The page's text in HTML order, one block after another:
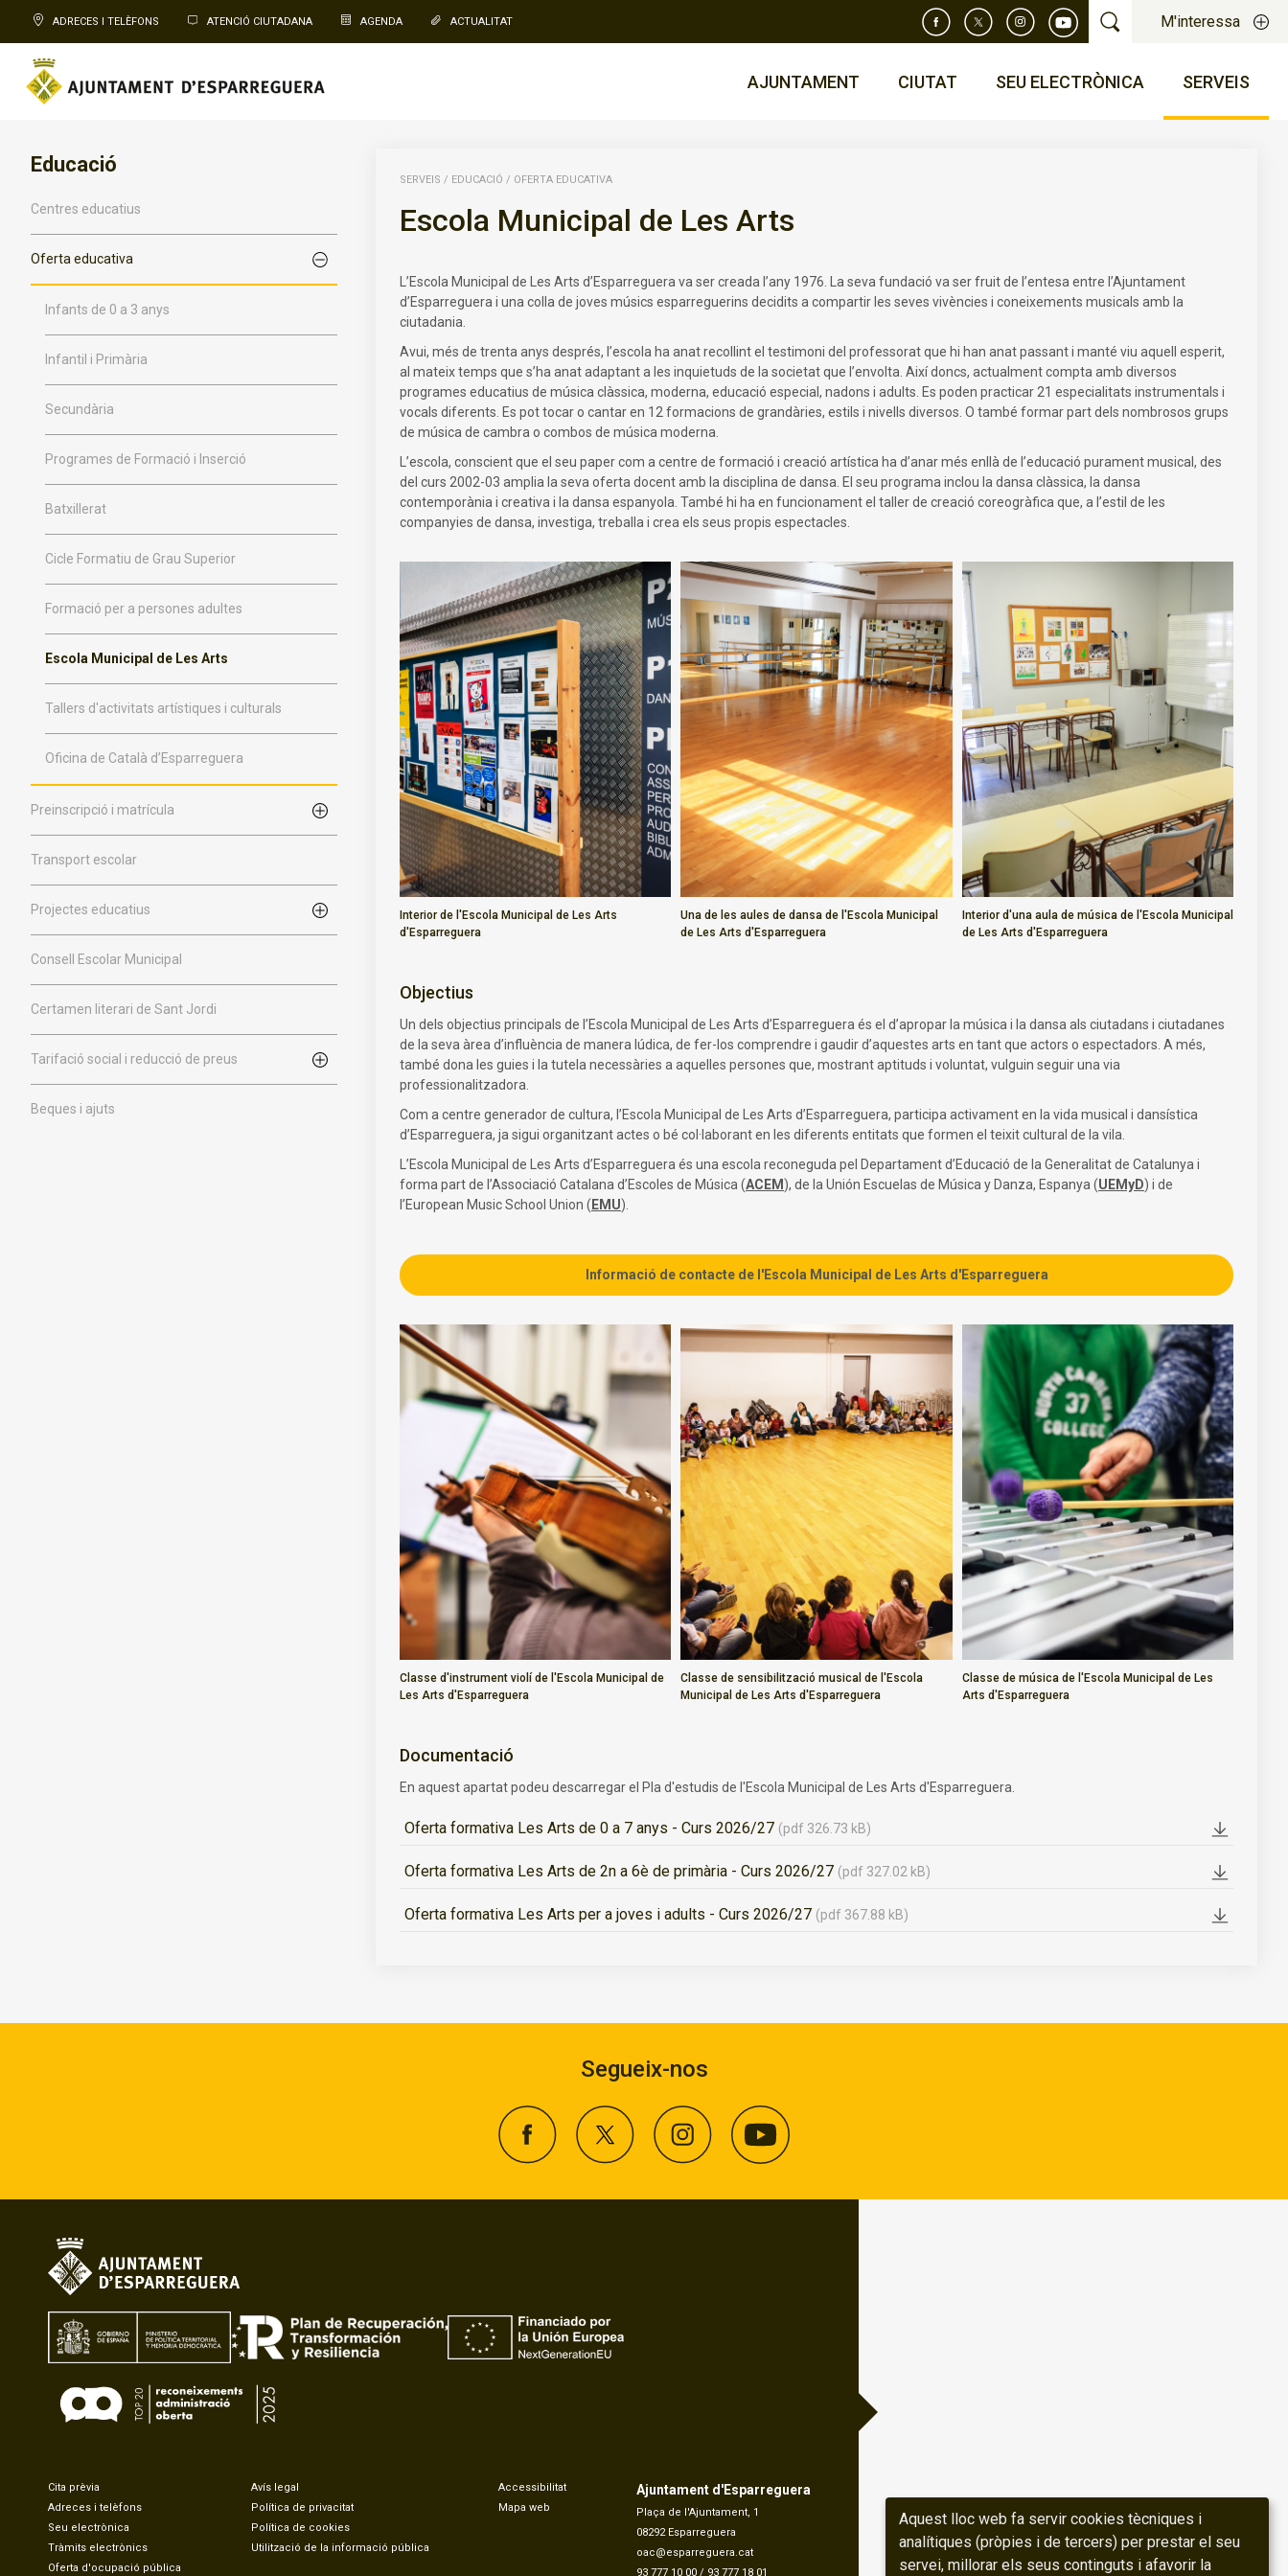
ADRECES I TELÈFONS ATENCIÓ CIUTADANA AGENDA ACTUALITAT M'interessa
AJUNTAMENT CIUTAT SEU ELECTRÒNICA SERVEIS
Educació
Centres educatius
Oferta educativa
Infants de 0 a 3 anys
Infantil i Primària
Secundària
Programes de Formació i Inserció
Batxillerat
Cicle Formatiu de Grau Superior
Formació per a persones adultes
Escola Municipal de Les Arts
Tallers d'activitats artístiques i culturals
Oficina de Català d’Esparreguera
Preinscripció i matrícula
Transport escolar
Projectes educatius
Consell Escolar Municipal
Certamen literari de Sant Jordi
Tarifació social i reducció de preus
Beques i ajuts
SERVEIS / EDUCACIÓ / OFERTA EDUCATIVA
Escola Municipal de Les Arts
L’Escola Municipal de Les Arts d’Esparreguera va ser creada l’any 1976. La seva fundació va ser fruit de l’entesa entre l’Ajuntament
d’Esparreguera i una colla de joves músics esparreguerins decidits a compartir les seves vivències i coneixements musicals amb la
ciutadania.
Avui, més de trenta anys després, l’escola ha anat recollint el testimoni del professorat que hi han anat passant i manté viu aquell esperit,
al mateix temps que s’ha anat adaptant a les inquietuds de la societat que l’envolta. Així doncs, actualment compta amb diversos
programes educatius de música clàssica, moderna, educació especial, nadons i adults. Es poden practicar 21 especialitats instrumentals i
vocals diferents. Es pot tocar o cantar en 12 formacions de grandàries, estils i nivells diversos. O també formar part dels nombrosos grups
de música de cambra o combos de música moderna.
L’escola, conscient que el seu paper com a centre de formació i creació artística ha d’anar més enllà de l’educació purament musical, des
del curs 2002-03 amplia la seva oferta docent amb la disciplina de dansa. El seu programa inclou la dansa clàssica, la dansa
contemporània i creativa i la dansa espanyola. També hi ha en funcionament el taller de creació coreogràfica que, a l’estil de les
companyies de dansa, investiga, treballa i crea els seus propis espectacles.
Interior de l'Escola Municipal de Les Arts
d'Esparreguera
Una de les aules de dansa de l'Escola Municipal
de Les Arts d'Esparreguera
Interior d'una aula de música de l'Escola Municipal
de Les Arts d'Esparreguera
Objectius
Un dels objectius principals de l’Escola Municipal de Les Arts d’Esparreguera és el d’apropar la música i la dansa als ciutadans i ciutadanes
de la seva àrea d’influència de manera lúdica, de fer-los comprendre i gaudir d’aquestes arts en tant que actors o espectadors. A més,
també dona les guies i la tutela necessàries a aquelles persones que, mostrant aptituds i voluntat, vulguin seguir una via
professionalitzadora.
Com a centre generador de cultura, l’Escola Municipal de Les Arts d’Esparreguera, participa activament en la vida musical i dansística
d’Esparreguera, ja sigui organitzant actes o bé col·laborant en les diferents entitats que formen el teixit cultural de la vila.
L’Escola Municipal de Les Arts d’Esparreguera és una escola reconeguda pel Departament d’Educació de la Generalitat de Catalunya i
forma part de l’Associació Catalana d’Escoles de Música (ACEM ), de la Unión Escuelas de Música y Danza, Espanya (UEMyD) i de
l’European Music School Union ( EMU).
Informació de contacte de l'Escola Municipal de Les Arts d'Esparreguera
Classe d'instrument violí de l'Escola Municipal de
Les Arts d'Esparreguera
Classe de sensibilització musical de l'Escola
Municipal de Les Arts d'Esparreguera
Classe de música de l'Escola Municipal de Les
Arts d'Esparreguera
Documentació
En aquest apartat podeu descarregar el Pla d'estudis de l'Escola Municipal de Les Arts d'Esparreguera.
Oferta formativa Les Arts de 0 a 7 anys - Curs 2026/27 (pdf 326.73 kB)
Oferta formativa Les Arts de 2n a 6è de primària - Curs 2026/27 (pdf 327.02 kB)
Oferta formativa Les Arts per a joves i adults - Curs 2026/27 (pdf 367.88 kB)
Segueix-nos
Cita prèvia
Adreces i telèfons
Seu electrònica
Tràmits electrònics
Oferta d'ocupació pública
Avís legal
Política de privacitat
Política de cookies
Utilització de la informació pública
Accessibilitat
Mapa web
Ajuntament d'Esparreguera
Plaça de l'Ajuntament, 1
08292 Esparreguera
oac@esparreguera.cat
93 777 10 00/ 93 777 18 01
Aquest lloc web fa servir cookies tècniques i
analítiques (pròpies i de tercers) per prestar el seu
servei, millorar els seus continguts i afavorir la